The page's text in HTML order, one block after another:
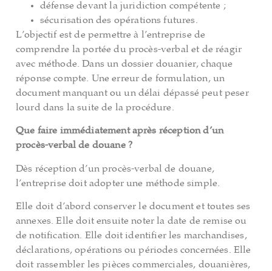
défense devant la juridiction compétente ;
sécurisation des opérations futures.
L’objectif est de permettre à l’entreprise de
comprendre la portée du procès-verbal et de réagir
avec méthode. Dans un dossier douanier, chaque
réponse compte. Une erreur de formulation, un
document manquant ou un délai dépassé peut peser
lourd dans la suite de la procédure.
Que faire immédiatement après réception d’un
procès-verbal de douane ?
Dès réception d’un procès-verbal de douane,
l’entreprise doit adopter une méthode simple.
Elle doit d’abord conserver le document et toutes ses
annexes. Elle doit ensuite noter la date de remise ou
de notification. Elle doit identifier les marchandises,
déclarations, opérations ou périodes concernées. Elle
doit rassembler les pièces commerciales, douanières,